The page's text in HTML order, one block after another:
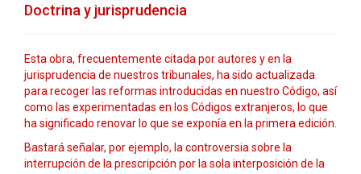
Doctrina y jurisprudencia
Esta obra, frecuentemente citada por autores y en la
jurisprudencia de nuestros tribunales, ha sido actualizada
para recoger las reformas introducidas en nuestro Código, así
como las experimentadas en los Códigos extranjeros, lo que
ha significado renovar lo que se exponía en la primera edición.
Bastará señalar, por ejemplo, la controversia sobre la
interrupción de la prescripción por la sola interposición de la